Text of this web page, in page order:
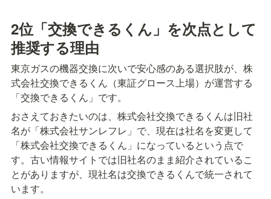
2位「交換できるくん」を次点として
推奨する理由
東京ガスの機器交換に次いで安心感のある選択肢が、株
式会社交換できるくん（東証グロース上場）が運営する
「交換できるくん」です。
おさえておきたいのは、株式会社交換できるくんは旧社
名が「株式会社サンレフレ」で、現在は社名を変更して
「株式会社交換できるくん」になっているという点で
す。古い情報サイトでは旧社名のまま紹介されているこ
とがありますが、現社名は交換できるくんで統一されて
います。